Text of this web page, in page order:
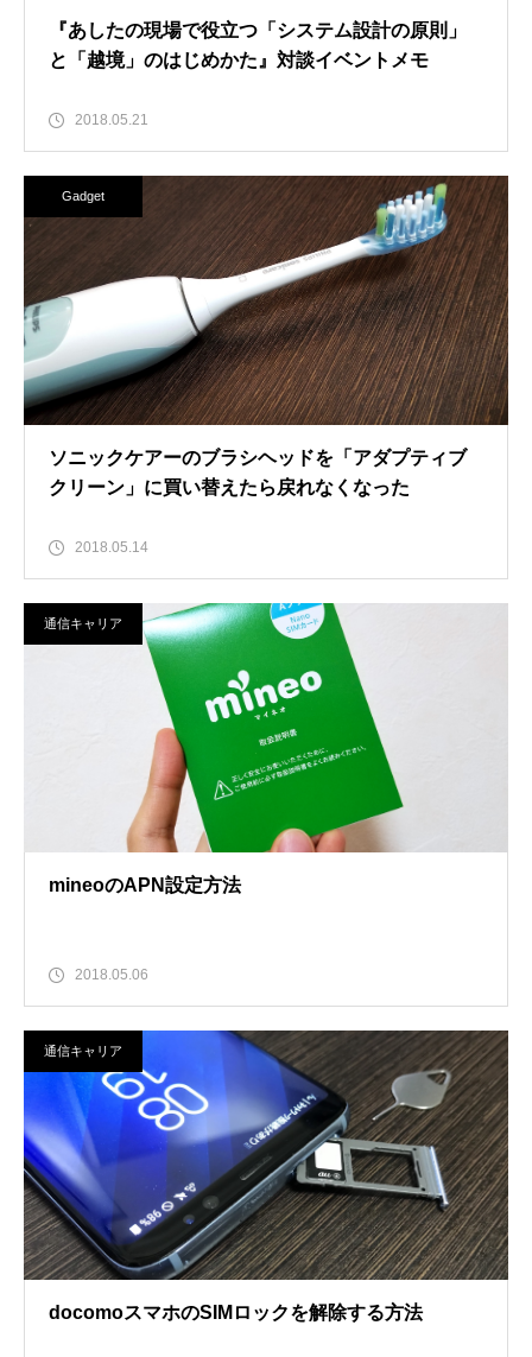
『あしたの現場で役立つ「システム設計の原則」
と「越境」のはじめかた』対談イベントメモ
2018.05.21
Gadget
ソニックケアーのブラシヘッドを「アダプティブ
クリーン」に買い替えたら戻れなくなった
2018.05.14
通信キャリア
mineoのAPN設定方法
2018.05.06
通信キャリア
docomoスマホのSIMロックを解除する方法